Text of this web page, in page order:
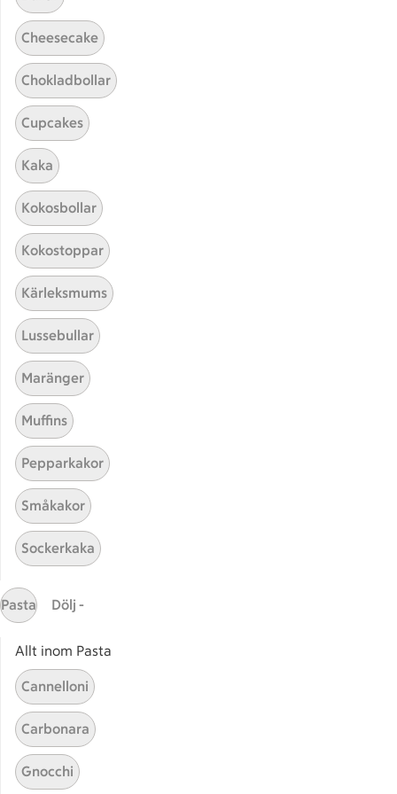
Testa att söka på något nytt, eller ta bort något av
Juice
Här hittar du alla goda recept du har sparat och
Sidfot
Start
Få snabbt svar
FAQ
Cheesecake
Chokladbollar
Cupcakes
Kaka
Kokosbollar
Kokostoppar
Kärleksmums
Lussebullar
Maränger
Muffins
Pepparkakor
Småkakor
Sockerkaka
Pasta Dölj -
Allt inom Pasta
Cannelloni
Carbonara
Gnocchi